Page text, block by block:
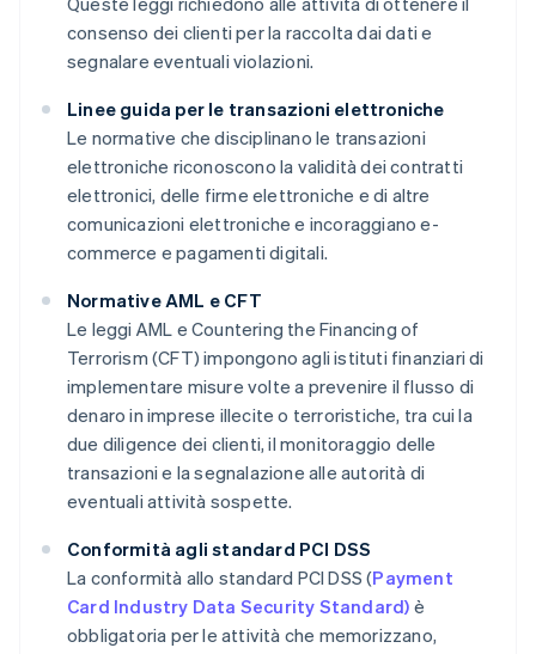
consenso dei clienti per la raccolta dai dati e
segnalare eventuali violazioni.
Linee guida per le transazioni elettroniche
Le normative che disciplinano le transazioni
elettroniche riconoscono la validità dei contratti
elettronici, delle firme elettroniche e di altre
comunicazioni elettroniche e incoraggiano e-
commerce e pagamenti digitali.
Normative AML e CFT
Le leggi AML e Countering the Financing of
Terrorism (CFT) impongono agli istituti finanziari di
implementare misure volte a prevenire il flusso di
denaro in imprese illecite o terroristiche, tra cui la
due diligence dei clienti, il monitoraggio delle
transazioni e la segnalazione alle autorità di
eventuali attività sospette.
Conformità agli standard PCI DSS
La conformità allo standard PCI DSS (Payment
Card Industry Data Security Standard) è
obbligatoria per le attività che memorizzano,